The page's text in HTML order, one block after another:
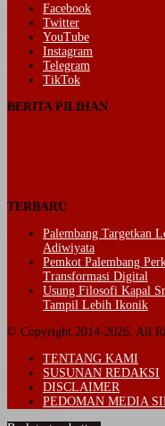
Facebook
Twitter
YouTube
Instagram
Telegram
TikTok
BERITA PILIHAN
TERBARU
Palembang Targetkan
Adiwiyata
Pemkot Palembang
Transformasi Digital
Usung Filosofi Kapal
Tampil Lebih Ikonik
© Copyright 2014-2026, All
TENTANG KAMI
SUSUNAN REDAKSI
DISCLAIMER
PEDOMAN MEDIA